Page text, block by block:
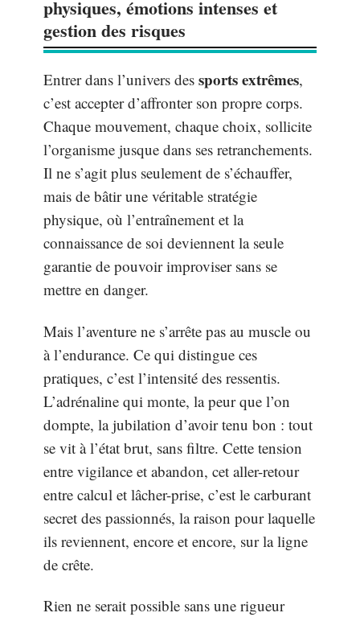
physiques, émotions intenses et
gestion des risques
Entrer dans l’univers des sports extrêmes,
c’est accepter d’affronter son propre corps.
Chaque mouvement, chaque choix, sollicite
l’organisme jusque dans ses retranchements.
Il ne s’agit plus seulement de s’échauffer,
mais de bâtir une véritable stratégie
physique, où l’entraînement et la
connaissance de soi deviennent la seule
garantie de pouvoir improviser sans se
mettre en danger.
Mais l’aventure ne s’arrête pas au muscle ou
à l’endurance. Ce qui distingue ces
pratiques, c’est l’intensité des ressentis.
L’adrénaline qui monte, la peur que l’on
dompte, la jubilation d’avoir tenu bon : tout
se vit à l’état brut, sans filtre. Cette tension
entre vigilance et abandon, cet aller-retour
entre calcul et lâcher-prise, c’est le carburant
secret des passionnés, la raison pour laquelle
ils reviennent, encore et encore, sur la ligne
de crête.
Rien ne serait possible sans une rigueur